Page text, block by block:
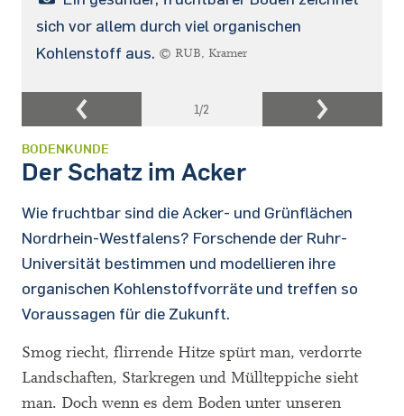
sich vor allem durch viel organischen
Kohlenstoff aus. © RUB, Kramer
1/2
BODENKUNDE
Der Schatz im Acker
Wie fruchtbar sind die Acker- und Grünflächen
Nordrhein-Westfalens? Forschende der Ruhr-
Universität bestimmen und modellieren ihre
organischen Kohlenstoffvorräte und treffen so
Voraussagen für die Zukunft.
Smog riecht, flirrende Hitze spürt man, verdorrte
Landschaften, Starkregen und Müllteppiche sieht
man. Doch wenn es dem Boden unter unseren